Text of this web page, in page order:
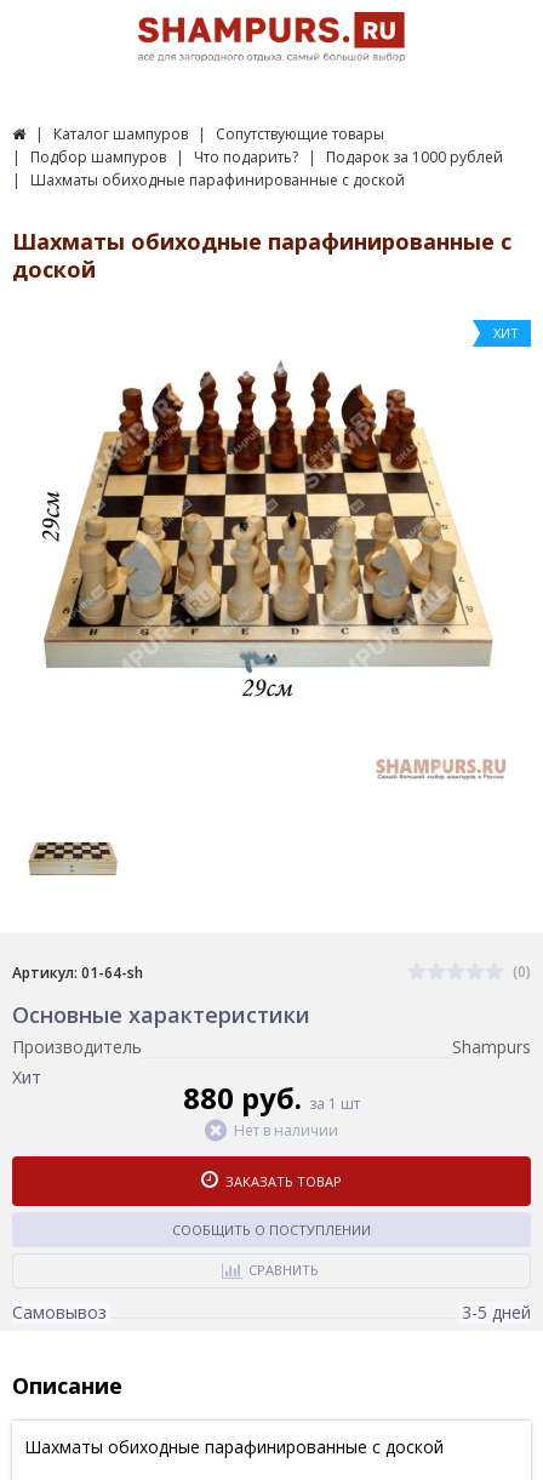
Каталог шампуров
Сопутствующие товары
Подбор шампуров
Что подарить?
Подарок за 1000 рублей
Шахматы обиходные парафинированные с доской
Шахматы обиходные парафинированные с
доской
ХИТ
Артикул: 01-64-sh (0)
Основные характеристики
Производитель
Shampurs
Хит
880 руб. за 1 шт
Нет в наличии
ЗАКАЗАТЬ ТОВАР
СООБЩИТЬ О ПОСТУПЛЕНИИ
СРАВНИТЬ
Самовывоз 3-5 дней
Описание
Шахматы обиходные парафинированные с доской